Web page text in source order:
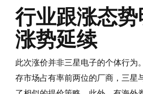
行业跟涨态势
涨势延续
此次涨价并非三星电子的个体行为
存市场占有率前两位的厂商，三星